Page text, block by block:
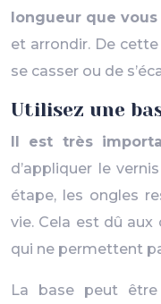
longueur que
et arrondir. De
se casser ou de
Utilisez une
Il est très
d’appliquer le
étape, les ongles
vie. Cela est dû
qui ne permettent
La base peut être